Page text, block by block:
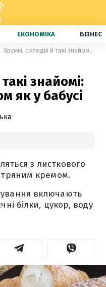
ЕКОНОМІКА БІЗНЕС
Хрумкі, солодкі й такі знайомі: трубочки з кремом як у бабусі
знайомі:
як у бабусі
з листкового
кремом.
включають
білки, цукор, воду